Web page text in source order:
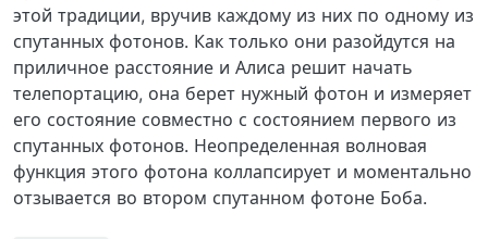
этой традиции, вручив каждому из них по одному из
спутанных фотонов. Как только они разойдутся на
приличное расстояние и Алиса решит начать
телепортацию, она берет нужный фотон и измеряет
его состояние совместно с состоянием первого из
спутанных фотонов. Неопределенная волновая
функция этого фотона коллапсирует и моментально
отзывается во втором спутанном фотоне Боба.